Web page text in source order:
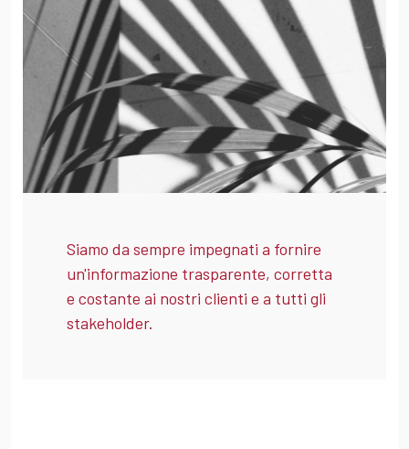
Siamo da sempre impegnati a fornire
un'informazione trasparente, corretta
e costante ai nostri clienti e a tutti gli
stakeholder.